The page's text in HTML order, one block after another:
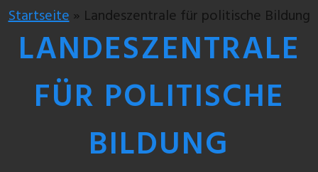
Startseite» Landeszentrale für politische Bildung
LANDESZENTRALE
FÜR POLITISCHE
BILDUNG